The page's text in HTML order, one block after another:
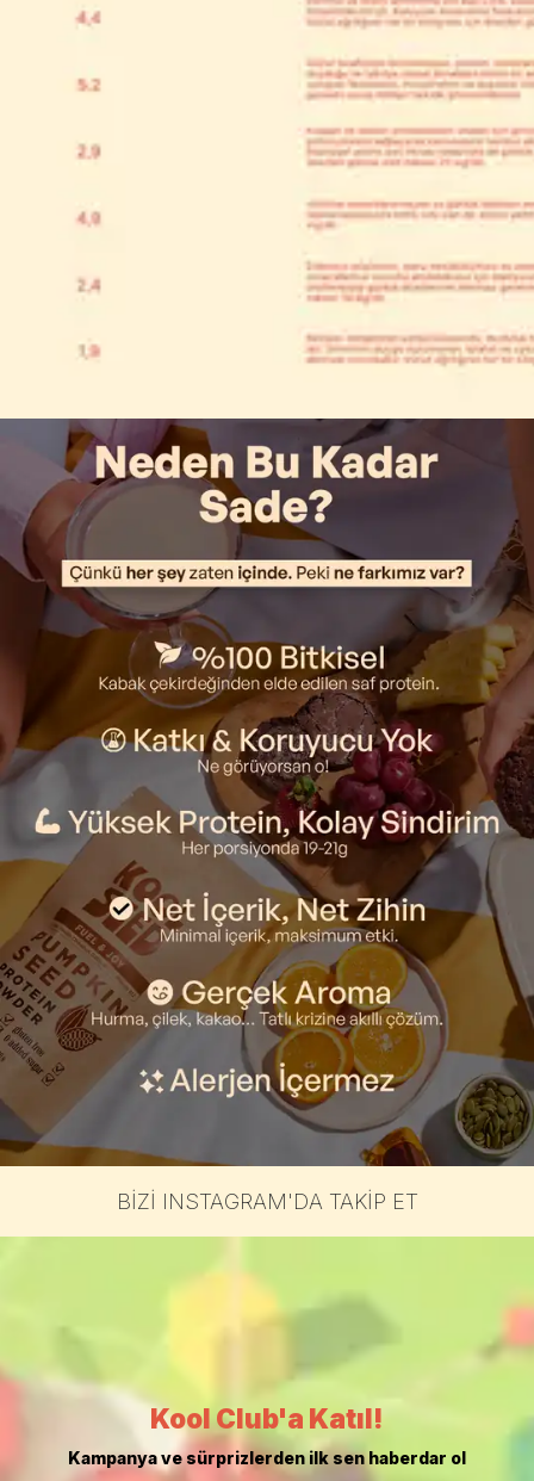
BİZİ INSTAGRAM'DA TAKİP ET
Kool Club'a Katıl!
Kampanya ve sürprizlerden ilk sen haberdar ol